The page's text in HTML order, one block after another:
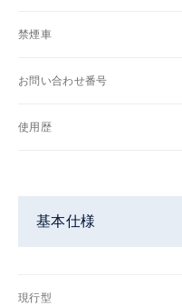
禁煙車
お問い合わせ番号
使用歴
基本仕様
現行型